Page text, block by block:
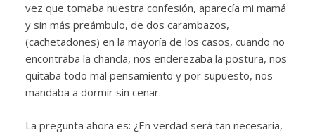
vez que tomaba nuestra confesión, aparecía mi mamá
y sin más preámbulo, de dos carambazos,
(cachetadones) en la mayoría de los casos, cuando no
encontraba la chancla, nos enderezaba la postura, nos
quitaba todo mal pensamiento y por supuesto, nos
mandaba a dormir sin cenar.
La pregunta ahora es: ¿En verdad será tan necesaria,